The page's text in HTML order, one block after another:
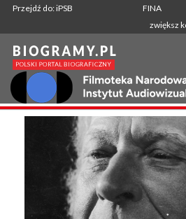
Przejdź do: iPSB
FINA
zwiększ
SZUKANA